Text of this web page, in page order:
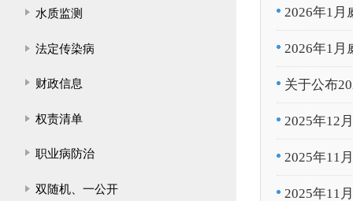
水质监测
法定传染病
财政信息
权责清单
职业病防治
双随机、一公开
2026年1月
2026年1月
关于公布
2025年12
2025年11
2025年11